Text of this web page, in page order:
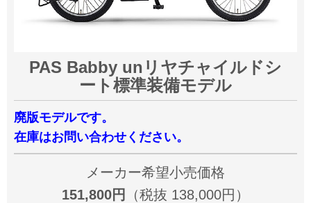
PAS Babby unリヤチャイルドシ
ート標準装備モデル
廃版モデルです。
在庫はお問い合わせください。
メーカー希望小売価格
151,800円
（税抜 138,000円）